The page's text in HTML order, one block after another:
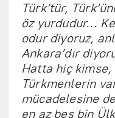
Türk’tür,
öz yurdudur...
odur diyoruz,
Ankara’dır
Hatta hiç
Türkmenlerin
mücadelesine
en az beş bin